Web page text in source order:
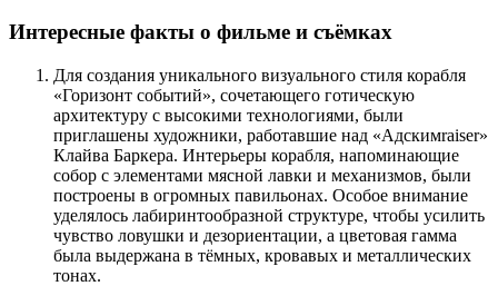
Интересные факты о фильме и съёмках
Для создания уникального визуального стиля корабля
«Горизонт событий», сочетающего готическую
архитектуру с высокими технологиями, были
приглашены художники, работавшие над «Адскимraiser»
Клайва Баркера. Интерьеры корабля, напоминающие
собор с элементами мясной лавки и механизмов, были
построены в огромных павильонах. Особое внимание
уделялось лабиринтообразной структуре, чтобы усилить
чувство ловушки и дезориентации, а цветовая гамма
была выдержана в тёмных, кровавых и металлических
тонах.